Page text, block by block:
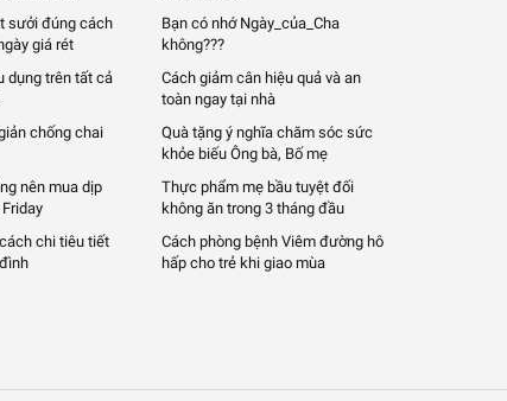
sưởi đúng cách
giá rét
dụng trên tất cả
chống chai
nên mua dịp
chi tiêu tiết
Bạn có nhớ Ngày_của_Cha
không???
Cách giảm cân hiệu quả và an
toàn ngay tại nhà
Quà tặng ý nghĩa chăm sóc sức
khỏe biếu Ông bà, Bố mẹ
Thực phẩm mẹ bầu tuyệt đối
không ăn trong 3 tháng đầu
Cách phòng bệnh Viêm đường hô
hấp cho trẻ khi giao mùa